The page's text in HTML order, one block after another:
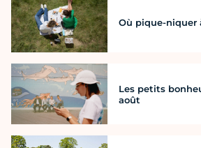
Où pique-niquer
Les petits
août